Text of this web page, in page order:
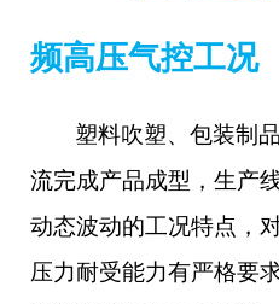
频高压气控工况
塑料吹塑、包装制
流完成产品成型，生产
动态波动的工况特点，
压力耐受能力有严格要求